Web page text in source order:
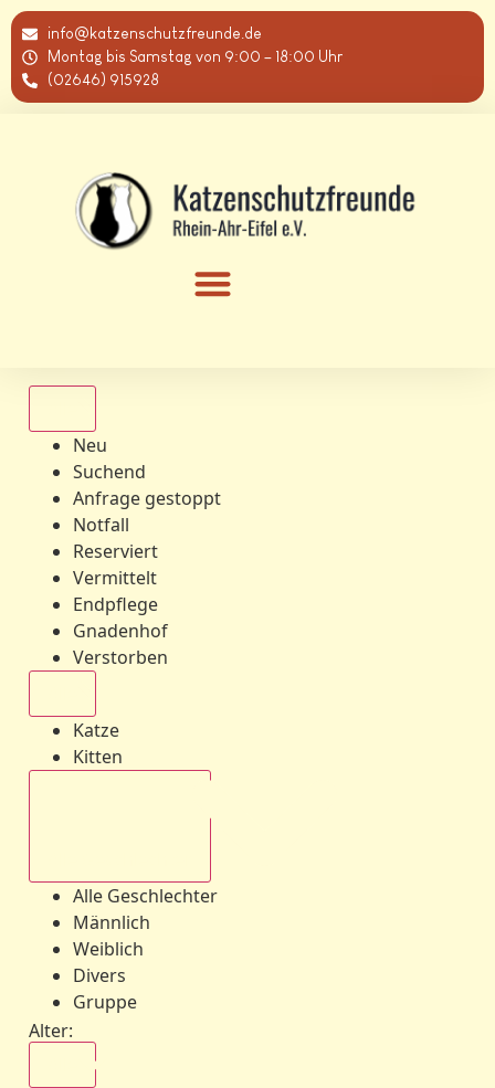
info@katzenschutzfreunde.de
Montag bis Samstag von 9:00 – 18:00 Uhr
(02646) 915928
Neu
Suchend
Anfrage gestoppt
Notfall
Reserviert
Vermittelt
Endpflege
Gnadenhof
Verstorben
Katze
Kitten
Alle Geschlechter
Männlich
Weiblich
Divers
Gruppe
Alter: